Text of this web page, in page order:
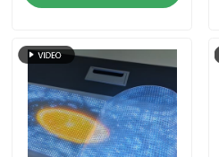
İnce Cam Ekranı